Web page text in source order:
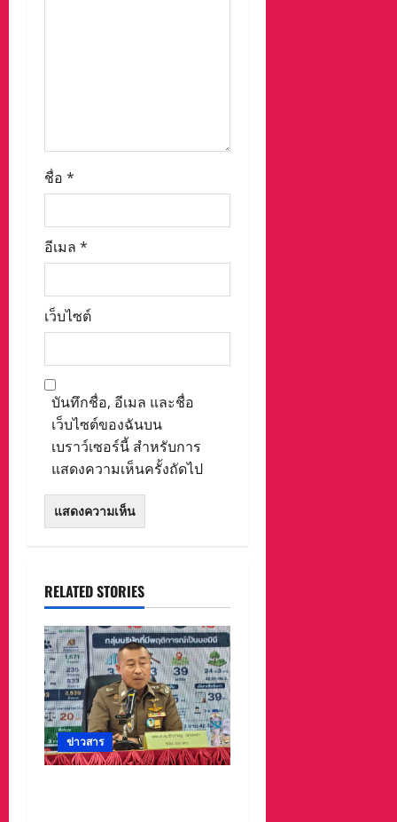
ชื่อ *
อีเมล *
เว็บไซต์
บันทึกชื่อ, อีเมล และชื่อ
เว็บไซต์ของฉันบน
เบราว์เซอร์นี้ สำหรับการ
แสดงความเห็นครั้งถัดไป
RELATED STORIES
ข่าวสาร